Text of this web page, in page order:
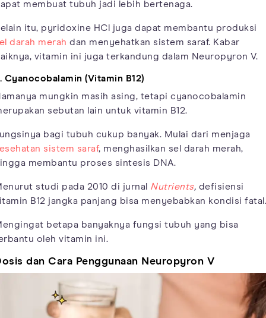
membuat tubuh jadi lebih bertenaga.
itu, pyridoxine HCl juga dapat membantu produksi
darah merah dan menyehatkan sistem saraf. Kabar
vitamin ini juga terkandung dalam Neuropyron V.
Cyanocobalamin (Vitamin B12)
mungkin masih asing, tetapi cyanocobalamin
sebutan lain untuk vitamin B12.
bagi tubuh cukup banyak. Mulai dari menjaga
sistem saraf, menghasilkan sel darah merah,
membantu proses sintesis DNA.
studi pada 2010 di jurnal Nutrients, defisiensi
B12 jangka panjang bisa menyebabkan kondisi fatal.
betapa banyaknya fungsi tubuh yang bisa
oleh vitamin ini.
dan Cara Penggunaan Neuropyron V